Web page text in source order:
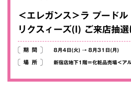
＜エレガンス＞ラ プード
リクスィーズ(I) ご来店抽
期間 8月4日(火) → 8月31日(月)
場所 新宿店地下1階＝化粧品売場＜ア